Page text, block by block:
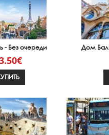
- Без очереди Дом